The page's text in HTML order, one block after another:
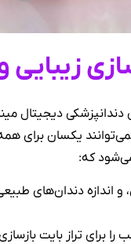
زیبایی
دیجیتال
یکسان برای
که:
و اندازه دندان‌های
را برای تراز بایت